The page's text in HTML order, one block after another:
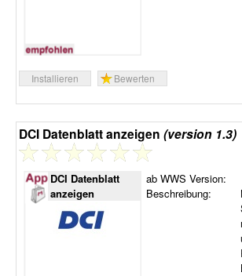
Installieren Bewerten
DCI Datenblatt anzeigen (version 1.3)
DCI Datenblatt
anzeigen
ab WWS Version:
Beschreibung: